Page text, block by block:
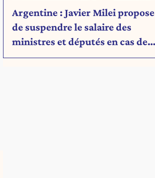
Argentine : Javier Milei propose
de suspendre le salaire des
ministres et députés en cas de
déficit budgétaire